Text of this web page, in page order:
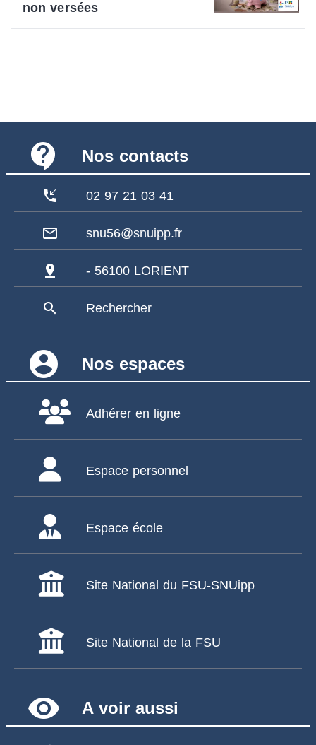
non versées
contact_support Nos contacts
phone_callback 02 97 21 03 41
mail_outline snu56@snuipp.fr
pin_drop - 56100 LORIENT
search Rechercher
account_circle Nos espaces
Adhérer en ligne
Espace personnel
Espace école
Site National du FSU-SNUipp
Site National de la FSU
remove_red_eye A voir aussi